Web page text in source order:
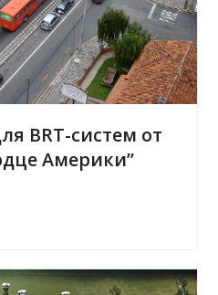
BRT-систем от
Америки”